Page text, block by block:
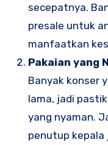
secepatnya.
presale untuk
manfaatkan
Pakaian yang
Banyak konser
lama, jadi
yang nyaman.
penutup kepala